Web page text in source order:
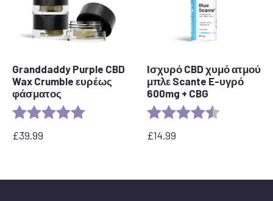
Granddaddy Purple CBD
Wax Crumble ευρέως
φάσματος
Rating: 5.0 out of 5 stars
£39.99
Ισχυρό CBD χυμό ατμού
μπλε Scante E-υγρό
600mg + CBG
Rating: 4.3 out of 5
£14.99